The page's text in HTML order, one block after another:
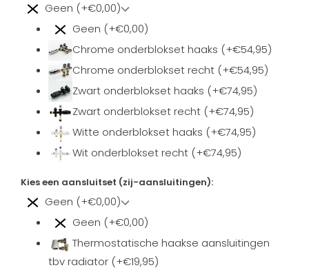
Geen (+€0,00)
Geen (+€0,00)
Chrome onderblokset haaks (+€54,95)
Chrome onderblokset recht (+€54,95)
Zwart onderblokset haaks (+€74,95)
Zwart onderblokset recht (+€74,95)
Witte onderblokset haaks (+€74,95)
Wit onderblokset recht (+€74,95)
Kies een aansluitset (zij-aansluitingen):
Geen (+€0,00)
Geen (+€0,00)
Thermostatische haakse aansluitingen
tbv radiator (+€19,95)